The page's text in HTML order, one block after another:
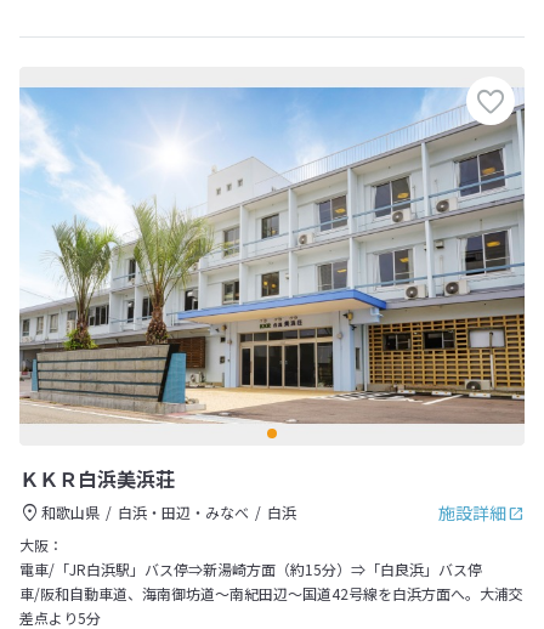
ＫＫＲ白浜美浜荘
施設詳細
和歌山県 白浜・田辺・みなべ
白浜
大阪：
電車/「JR白浜駅」バス停⇒新湯崎方面（約15分）⇒「白良浜」バス停
車/阪和自動車道、海南御坊道～南紀田辺～国道42号線を白浜方面へ。大浦交
差点より5分